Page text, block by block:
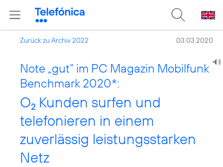
Zurück zu Archiv 2022 03.03.2020
Note „gut“ im PC Magazin Mobilfunk
Benchmark 2020*:
O2 Kunden surfen und
telefonieren in einem
zuverlässig leistungsstarken
Netz